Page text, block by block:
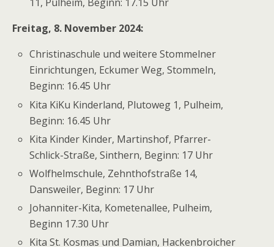
Freitag, 8. November 2024:
Christinaschule und weitere Stommelner
Einrichtungen, Eckumer Weg, Stommeln,
Beginn: 16.45 Uhr
Kita KiKu Kinderland, Plutoweg 1, Pulheim,
Beginn: 16.45 Uhr
Kita Kinder Kinder, Martinshof, Pfarrer-
Schlick-Straße, Sinthern, Beginn: 17 Uhr
Wolfhelmschule, Zehnthofstraße 14,
Dansweiler, Beginn: 17 Uhr
Johanniter-Kita, Kometenallee, Pulheim,
Beginn 17.30 Uhr
Kita St. Kosmas und Damian, Hackenbroicher